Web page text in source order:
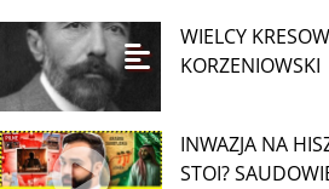
WIELCY
KORZENIOWSKI
INWAZJA NA
STOI?